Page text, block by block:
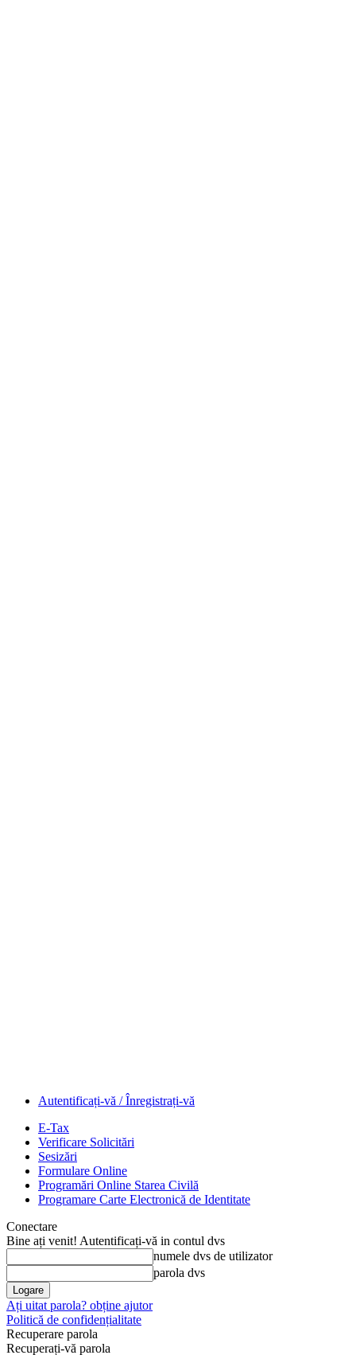
Autentificați-vă / Înregistrați-vă
E-Tax
Verificare Solicitări
Sesizări
Formulare Online
Programări Online Starea Civilă
Programare Carte Electronică de Identitate
Conectare
Bine ați venit! Autentificați-vă in contul dvs
numele dvs de utilizator
parola dvs
Ați uitat parola? obține ajutor
Politică de confidențialitate
Recuperare parola
Recuperați-vă parola